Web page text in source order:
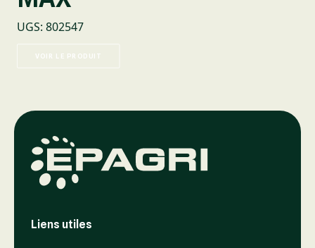
UGS: 802547
VOIR LE PRODUIT
Liens utiles